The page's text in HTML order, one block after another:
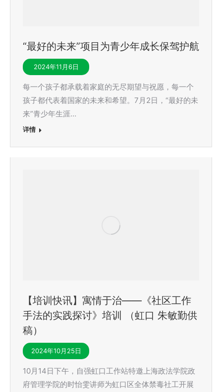
“最好的未来”项目为青少年成长保驾护航
2024年11月6日
每一个孩子都承载着家庭的无尽期望与祝愿，每一个
孩子都代表着国家的未来和希望。7月2日，“最好的未
来”青少年生涯…
详情
【培训快讯】寓情于治——《社区工作
手法的实践探讨》培训 （虹口 朱敏勤供
稿）
2024年10月25日
10月14日下午，自强虹口工作站特邀上海政法学院政
府管理学院的时怡雯讲师为虹口区全体禁毒社工开展